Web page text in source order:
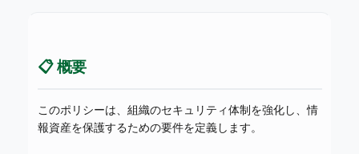
📋 概要
このポリシーは、組織のセキュリティ体制を強化し、情
報資産を保護するための要件を定義します。